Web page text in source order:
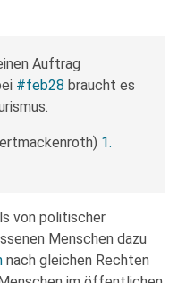
Auftrag
#feb28 braucht es
1.
von politischer
Menschen dazu
nach gleichen Rechten